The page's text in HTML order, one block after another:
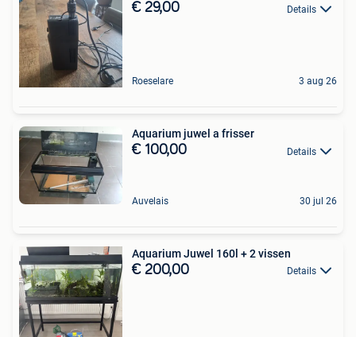
€ 29,00 Details
Roeselare 3 aug 26
Aquarium juwel a frisser
€ 100,00 Details
Auvelais 30 jul 26
Aquarium Juwel 160l + 2 vissen
€ 200,00 Details